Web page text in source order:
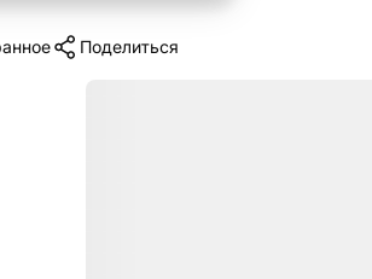
Поделиться